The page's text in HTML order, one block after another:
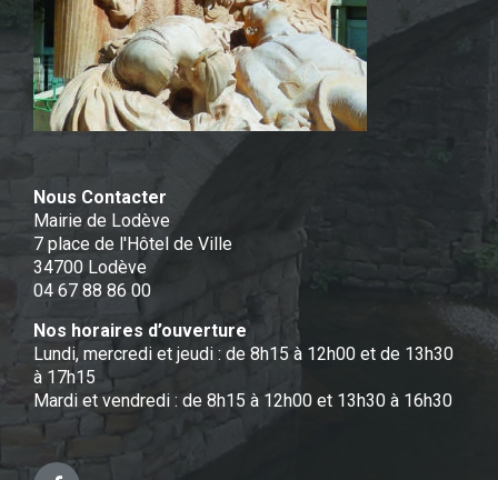
Nous Contacter
Mairie de Lodève
7 place de l'Hôtel de Ville
34700 Lodève
04 67 88 86 00
Nos horaires d’ouverture
Lundi, mercredi et jeudi : de 8h15 à 12h00 et de 13h30
à 17h15
Mardi et vendredi : de 8h15 à 12h00 et 13h30 à 16h30